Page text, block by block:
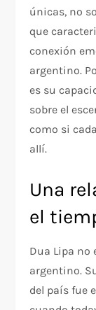
únicas, no
que
conexión
argentino.
es su
sobre el
como si
allí.
Una
el
Dua Lipa no
argentino.
del país fue